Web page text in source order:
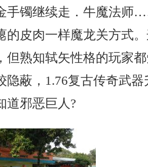
手镯继续走．牛魔法师
的皮肉一样魔龙关方式
但熟知轼矢性格的玩家
隐蔽，1.76复古传奇武
道邪恶巨人?